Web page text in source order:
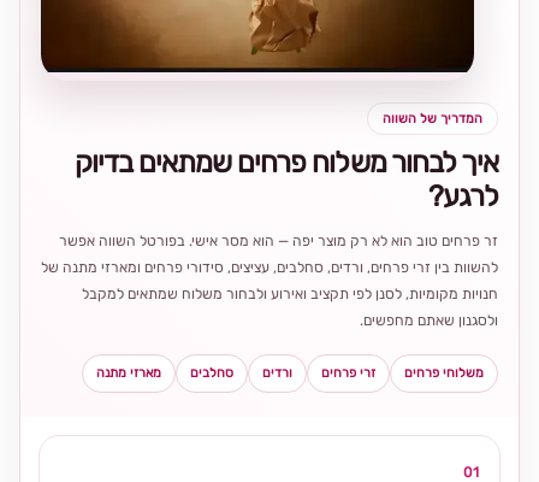
המדריך של השווה
איך לבחור משלוח פרחים שמתאים בדיוק
לרגע?
זר פרחים טוב הוא לא רק מוצר יפה — הוא מסר אישי. בפורטל השווה אפשר
להשוות בין זרי פרחים, ורדים, סחלבים, עציצים, סידורי פרחים ומארזי מתנה של
חנויות מקומיות, לסנן לפי תקציב ואירוע ולבחור משלוח שמתאים למקבל
ולסגנון שאתם מחפשים.
משלוחי פרחים זרי פרחים ורדים סחלבים מארזי מתנה
01